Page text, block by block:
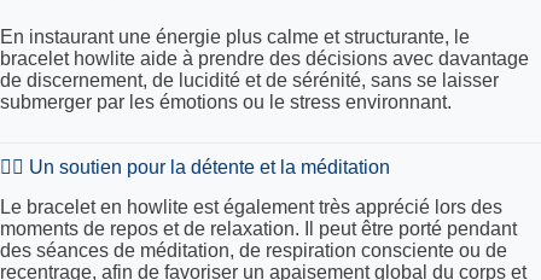
En instaurant une énergie plus calme et structurante, le
bracelet howlite aide à prendre des décisions avec davantage
de discernement, de lucidité et de sérénité, sans se laisser
submerger par les émotions ou le stress environnant.
🧘‍♀️ Un soutien pour la détente et la méditation
Le bracelet en howlite est également très apprécié lors des
moments de repos et de relaxation. Il peut être porté pendant
des séances de méditation, de respiration consciente ou de
recentrage, afin de favoriser un apaisement global du corps et